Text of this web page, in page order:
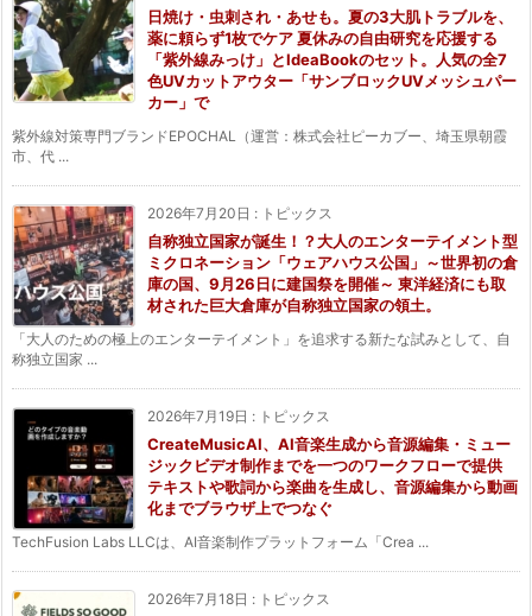
日焼け・虫刺され・あせも。夏の3大肌トラブルを、
薬に頼らず1枚でケア 夏休みの自由研究を応援する
「紫外線みっけ」とIdeaBookのセット。人気の全7
色UVカットアウター「サンブロックUVメッシュパー
カー」で
紫外線対策専門ブランドEPOCHAL（運営：株式会社ピーカブー、埼玉県朝霞
市、代 ...
2026年7月20日 : トピックス
自称独立国家が誕生！？大人のエンターテイメント型
ミクロネーション「ウェアハウス公国」～世界初の倉
庫の国、9月26日に建国祭を開催～ 東洋経済にも取
材された巨大倉庫が自称独立国家の領土。
「大人のための極上のエンターテイメント」を追求する新たな試みとして、自
称独立国家 ...
2026年7月19日 : トピックス
CreateMusicAI、AI音楽生成から音源編集・ミュー
ジックビデオ制作までを一つのワークフローで提供
テキストや歌詞から楽曲を生成し、音源編集から動画
化までブラウザ上でつなぐ
TechFusion Labs LLCは、AI音楽制作プラットフォーム「Crea ...
2026年7月18日 : トピックス